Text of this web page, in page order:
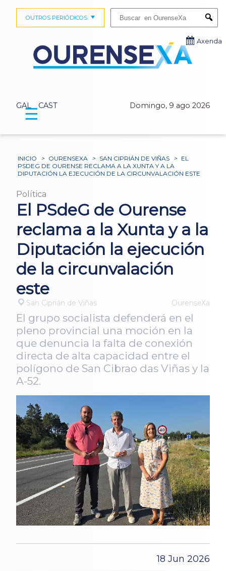
GAL CAST Domingo, 9 ago 2026
OUTROS PERIÓDICOS
Axenda
☰
INICIO > OURENSEXA > SAN CIPRIÁN DE VIÑAS > EL
PSDEG DE OURENSE RECLAMA A LA XUNTA Y A LA
DIPUTACIÓN LA EJECUCIÓN DE LA CIRCUNVALACIÓN ESTE
Política
El PSdeG de Ourense
reclama a la Xunta y a la
Diputación la ejecución
de la circunvalación
este
San Ciprián de Viñas OurenseXa
El grupo socialista defenderá en el
pleno provincial una moción en la
que denuncia la falta de conexión
directa de alta capacidad entre el
polígono de San Cibrao das Viñas y la
A-52.
18 Jun 2026